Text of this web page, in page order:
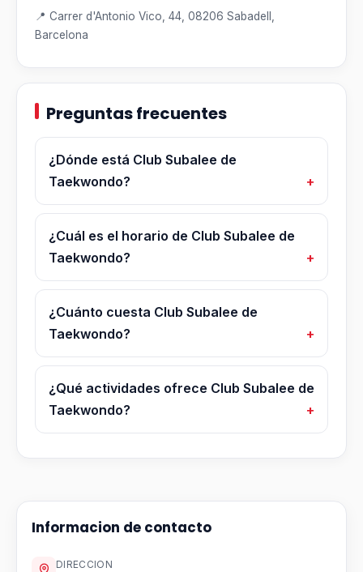
📍 Carrer d'Antonio Vico, 44, 08206 Sabadell,
Barcelona
Preguntas frecuentes
¿Dónde está Club Subalee de
Taekwondo?
¿Cuál es el horario de Club Subalee de
Taekwondo?
¿Cuánto cuesta Club Subalee de
Taekwondo?
¿Qué actividades ofrece Club Subalee de
Taekwondo?
Informacion de contacto
DIRECCION